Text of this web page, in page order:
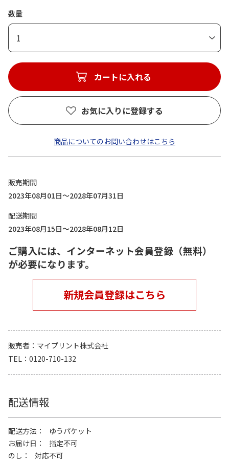
数量
1
カートに入れる
お気に入りに登録する
商品についてのお問い合わせはこちら
販売期間
2023年08月01日～2028年07月31日
配送期間
2023年08月15日～2028年08月12日
ご購入には、インターネット会員登録（無料）
が必要になります。
新規会員登録はこちら
販売者
マイプリント株式会社
TEL
0120-710-132
配送情報
配送方法
ゆうパケット
お届け日
指定不可
のし
対応不可